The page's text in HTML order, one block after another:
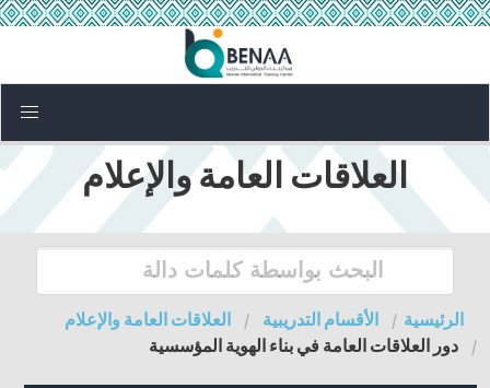
العلاقات العامة والإعلام
الرئيسية الأقسام التدريبية
العلاقات العامة والإعلام
دور العلاقات العامة في بناء الهوية المؤسسية